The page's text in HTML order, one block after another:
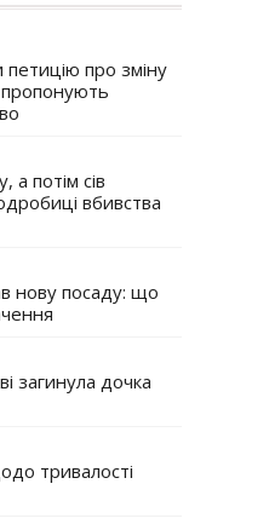
петицію про зміну
пропонують
а потім сів
вбивства
нову посаду: що
загинула дочка
тривалості